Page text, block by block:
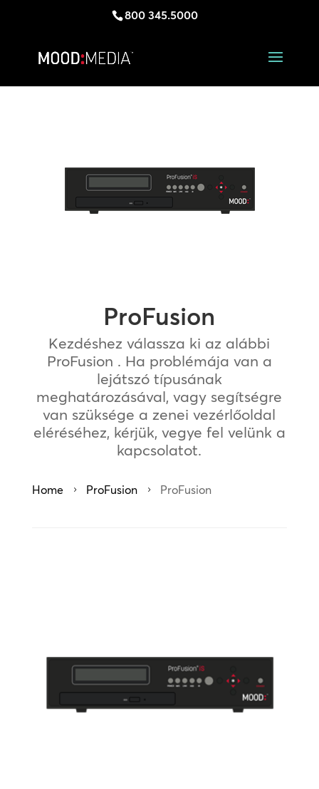
800 345.5000
ProFusion
Kezdéshez válassza ki az alábbi
ProFusion . Ha problémája van a
lejátszó típusának
meghatározásával, vagy segítségre
van szüksége a zenei vezérlőoldal
eléréséhez, kérjük, vegye fel velünk a
kapcsolatot.
Home 5 ProFusion 5 ProFusion